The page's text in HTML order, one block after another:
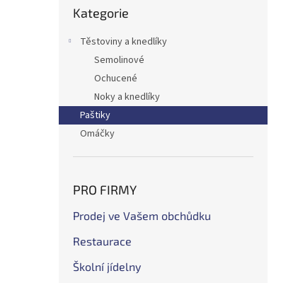
a
kategorie
Kategorie
Těstoviny a knedlíky
Semolinové
Ochucené
Noky a knedlíky
Paštiky
Omáčky
PRO FIRMY
Prodej ve Vašem obchůdku
Restaurace
Školní jídelny